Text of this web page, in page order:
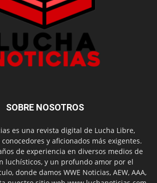
SOBRE NOSOTROS
es una revista digital de Lucha Libre,
y aficionados más exigentes.
de experiencia en diversos medios de
luchísticos, y un profundo amor por el
donde damos WWE Noticias, AEW, AAA,